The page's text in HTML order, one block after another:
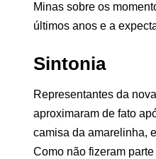
Minas sobre os
últimos anos e a
Sintonia
Representantes da
aproximaram de fato
camisa da amarelinha,
Como não fizeram